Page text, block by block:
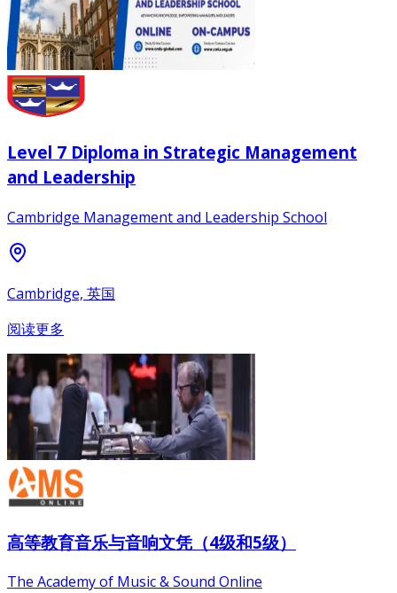
Level 7 Diploma in Strategic Management
and Leadership
Cambridge Management and Leadership School
Cambridge, 英国
阅读更多
高等教育音乐与音响文凭（4级和5级）
The Academy of Music & Sound Online